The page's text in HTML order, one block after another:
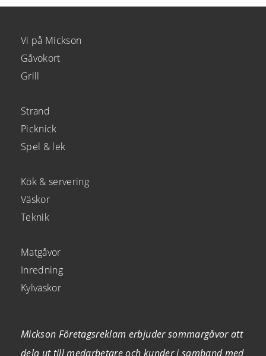
Vi på Mickson
Gåvokort
Grill
Strand
Picknick
Spel & lek
Kök & servering
Väskor
Teknik
Matgåvor
Inredning
Kylväskor
Mickson Företagsreklam erbjuder sommargåvor att
dela ut till medarbetare och kunder i samband med